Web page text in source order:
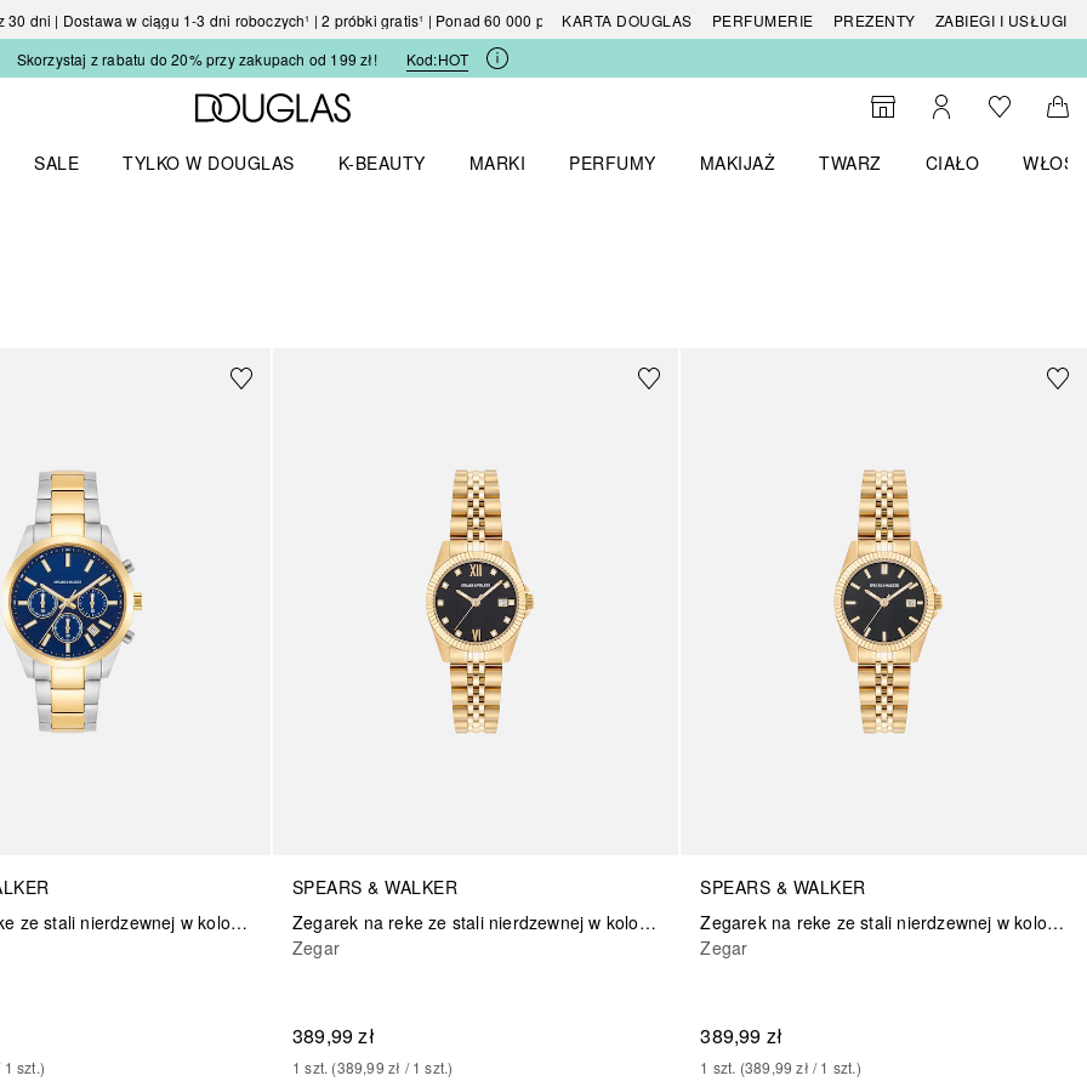
dni | Dostawa w ciągu 1-3 dni roboczych¹ | 2 próbki gratis¹ | Ponad 60 000 produktówKARTA DOUGLAS PERFUMERIE PREZENTY
ZABIEGI I USŁUGI
Skorzystaj z rabatu do 20% przy zakupach od 199 zł!
Kod:HOT
Strona główna Douglas
Do wyszukiwarki
Moje kontoDo listyDo
SALE
TYLKO W DOUGLAS
K-BEAUTY
MARKI
PERFUMY
MAKIJAŻ
TWARZ
CIAŁO
WŁOSY
Zegarek na reke ze stali nierdzewnej w kolorze srebrno/zlotym
1 szt.)
SPEARS & WALKER
Zegarek na reke ze stali nierdzewnej w kolorze zlotym
Zegar
389,99 zł
1 szt. (389,99 zł / 1 szt.)
SPEARS & WALKER
Zegarek na reke ze stali nierdzewnej w kolorze zlotym
Zegar
389,99 zł
1 szt. (389,99 zł / 1 szt.)